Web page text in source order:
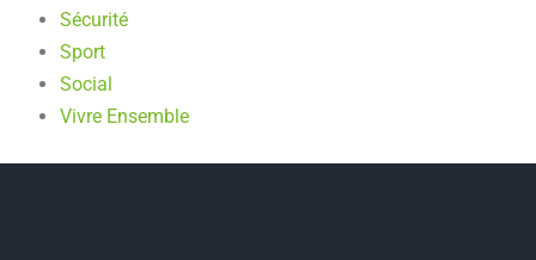
Sécurité
Sport
Social
Vivre Ensemble